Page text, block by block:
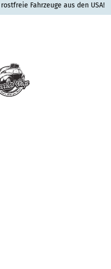
Fahrzeuge aus den USA!